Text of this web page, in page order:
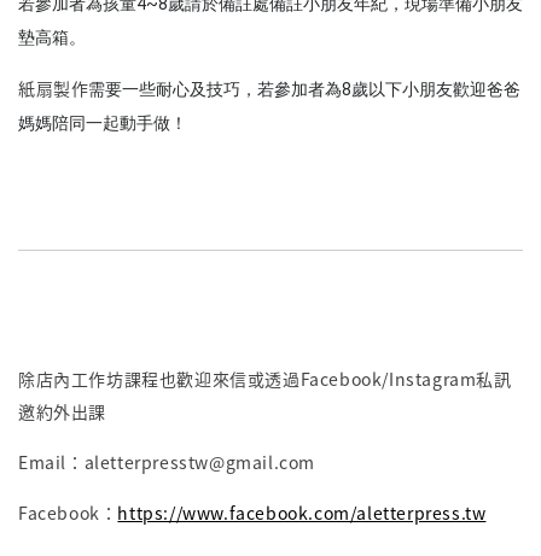
若參加者為孩童4~8歲請於備註處備註小朋友年紀，現場準備小朋友
墊高箱。
紙扇製作需要一些耐心及技巧，若參加者為8歲以下小朋友歡迎爸爸
媽媽陪同一起動手做！
除店內工作坊課程也歡迎來信或透過Facebook/Instagram私訊
邀約外出課
Email：aletterpresstw@gmail.com
Facebook： https://www.facebook.com/aletterpress.tw